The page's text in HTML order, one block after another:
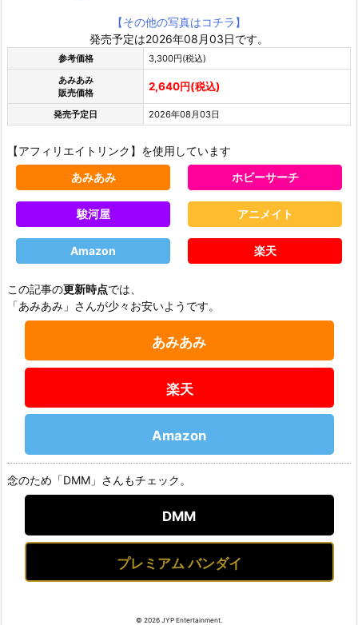
【その他の写真はコチラ】
発売予定は2026年08月03日です。
参考価格
3,300円(税込)
あみあみ
販売価格
2,640円(税込)
発売予定日 2026年08月03日
【アフィリエイトリンク】を使用しています
あみあみ
ホビーサーチ
駿河屋 アニメイト
Amazon 楽天
この記事の更新時点では、
「あみあみ」さんが少々お安いようです。
あみあみ
楽天
Amazon
念のため「DMM」さんもチェック。
DMM
プレミアム バンダイ
© 2026 JYP Entertainment.